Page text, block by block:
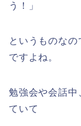
う！」
というものな
ですよね。
勉強会や会話中
ていて